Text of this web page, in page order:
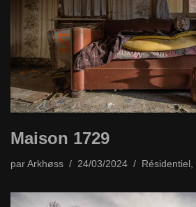
Maison 1729
par Arkhøss 24/03/2024 Résidentiel ,